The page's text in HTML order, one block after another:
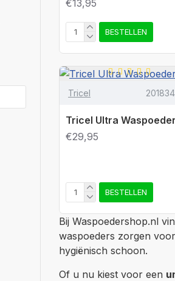
Bij Waspoedershop.nl
waspoeders zorgen
hygiënisch schoon.
Of u nu kiest voor een
€13,95
BESTELLEN
Tricel
Tricel Ultra Waspoeder
€29,95
BESTELLEN